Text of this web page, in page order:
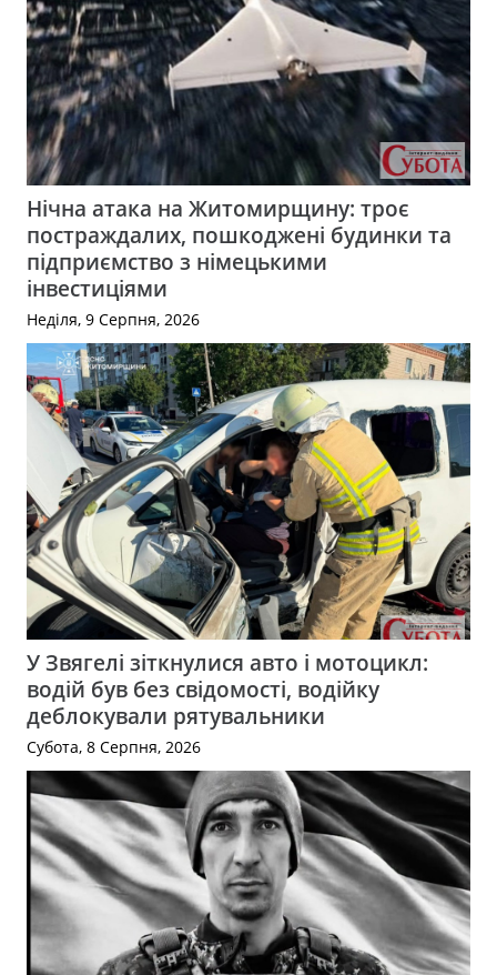
Нічна атака на Житомирщину: троє
постраждалих, пошкоджені будинки та
підприємство з німецькими
інвестиціями
Неділя, 9 Серпня, 2026
У Звягелі зіткнулися авто і мотоцикл:
водій був без свідомості, водійку
деблокували рятувальники
Субота, 8 Серпня, 2026